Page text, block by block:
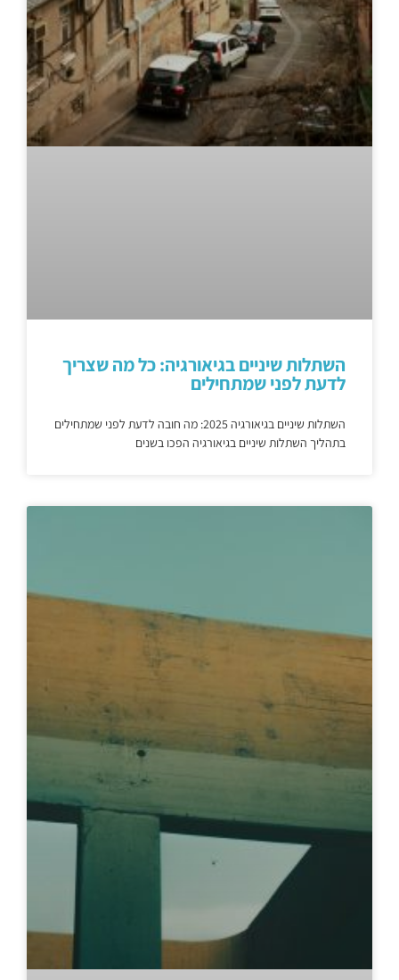
השתלות שיניים בגיאורגיה: כל מה שצריך
לדעת לפני שמתחילים
השתלות שיניים בגיאורגיה 2025: מה חובה לדעת לפני שמתחילים
בתהליך השתלות שיניים בגיאורגיה הפכו בשנים